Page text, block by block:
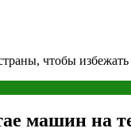
чтобы
машин на